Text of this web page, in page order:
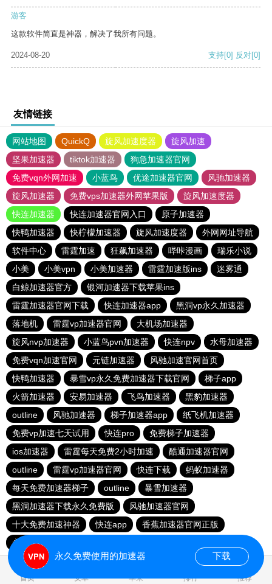
游客
这款软件简直是神器，解决了我所有问题。
2024-08-20 支持[0] 反对[0]
友情链接
网站地图 QuickQ 旋风加速度器
旋风加速
坚果加速器
tiktok加速器
狗急加速器官网
免费vqn外网加速
小蓝鸟 优途加速器官网
风驰加速器
旋风加速器
免费vps加速器外网苹果版
旋风加速度器
快连加速器
快连加速器官网入口
原子加速器
快鸭加速器
快柠檬加速器 旋风加速度器
外网网址导航
软件中心
雷霆加速 狂飙加速器 哔咔漫画
瑞乐小说
小美
小美vpn 小美加速器 雷霆加速版ins
迷雾通
白鲸加速器官方
银河加速器下载苹果ins
雷霆加速器官网下载
快连加速器app
黑洞vp永久加速器
落地机
雷霆vp加速器官网
大机场加速器
旋风nvp加速器
小蓝鸟pvn加速器 快连npv
水母加速器
免费vqn加速官网
元链加速器
风驰加速官网首页
快鸭加速器
暴雪vp永久免费加速器下载官网
梯子app
火箭加速器
安易加速器 飞鸟加速器
黑豹加速器
outline
风驰加速器 梯子加速器app
纸飞机加速器
免费vp加速七天试用
快连pro
免费梯子加速器
ios加速器
雷霆每天免费2小时加速
酷通加速器官网
outline
雷霆vp加速器官网 快连下载
蚂蚁加速器
每天免费加速器梯子
outline
暴雪加速器
黑洞加速器下载永久免费版
风驰加速器官网
十大免费加速神器
快连app
香蕉加速器官网正版
永久免费vqn加速外网
首页 安卓 苹果 排行 推荐
永久免费使用的加速器 下载
0.017155s